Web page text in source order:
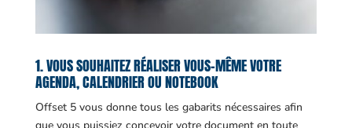
1. VOUS SOUHAITEZ RÉALISER VOUS-MÊME VOTRE
AGENDA, CALENDRIER OU NOTEBOOK
Offset 5 vous donne tous les gabarits nécessaires afin